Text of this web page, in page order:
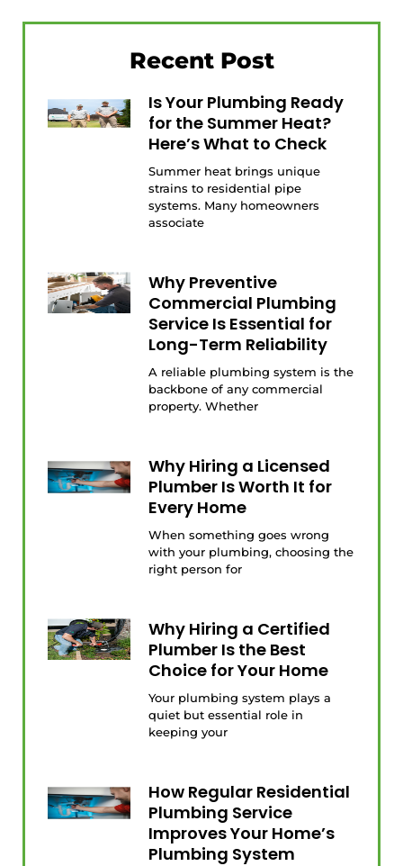
Recent Post
Is Your Plumbing Ready
for the Summer Heat?
Here’s What to Check
Summer heat brings unique
strains to residential pipe
systems. Many homeowners
associate
Why Preventive
Commercial Plumbing
Service Is Essential for
Long-Term Reliability
A reliable plumbing system is the
backbone of any commercial
property. Whether
Why Hiring a Licensed
Plumber Is Worth It for
Every Home
When something goes wrong
with your plumbing, choosing the
right person for
Why Hiring a Certified
Plumber Is the Best
Choice for Your Home
Your plumbing system plays a
quiet but essential role in
keeping your
How Regular Residential
Plumbing Service
Improves Your Home’s
Plumbing System